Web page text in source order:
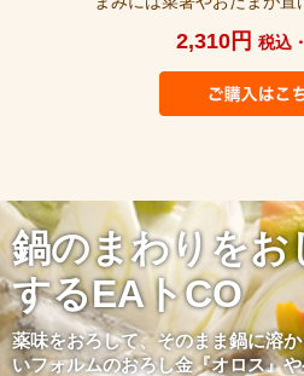
2,310円 税込
鍋のまわりをお
するEAトCO
薬味をおろして、そのまま鍋に溶
いフォルムのおろし金『オロス』